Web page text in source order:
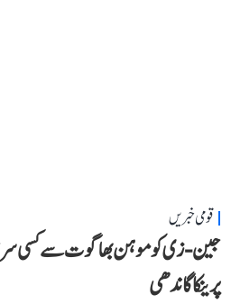
قومی خبریں
جین-زی کو موہن بھاگوت سے کسی
پرینکا گاندھی